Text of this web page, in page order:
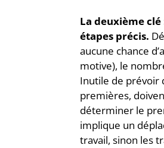
La deuxième
étapes précis.
aucune chance
motive), le
Inutile de prévoir
premières,
déterminer le
implique un
travail, sinon les